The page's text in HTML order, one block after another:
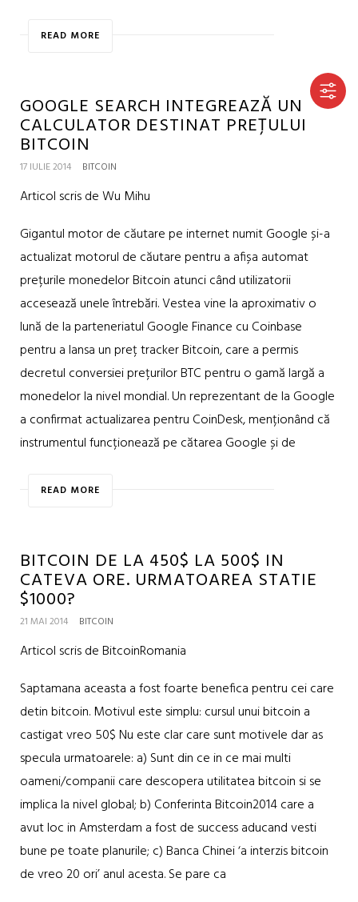
READ MORE
GOOGLE SEARCH INTEGREAZĂ UN
CALCULATOR DESTINAT PREȚULUI
BITCOIN
17 IULIE 2014 BITCOIN
Articol scris de Wu Mihu
Gigantul motor de căutare pe internet numit Google și-a
actualizat motorul de căutare pentru a afișa automat
prețurile monedelor Bitcoin atunci când utilizatorii
accesează unele întrebări. Vestea vine la aproximativ o
lună de la parteneriatul Google Finance cu Coinbase
pentru a lansa un preț tracker Bitcoin, care a permis
decretul conversiei prețurilor BTC pentru o gamă largă a
monedelor la nivel mondial. Un reprezentant de la Google
a confirmat actualizarea pentru CoinDesk, menționând că
instrumentul funcționează pe cătarea Google și de
READ MORE
BITCOIN DE LA 450$ LA 500$ IN
CATEVA ORE. URMATOAREA STATIE
$1000?
21 MAI 2014 BITCOIN
Articol scris de BitcoinRomania
Saptamana aceasta a fost foarte benefica pentru cei care
detin bitcoin. Motivul este simplu: cursul unui bitcoin a
castigat vreo 50$ Nu este clar care sunt motivele dar as
specula urmatoarele: a) Sunt din ce in ce mai multi
oameni/companii care descopera utilitatea bitcoin si se
implica la nivel global; b) Conferinta Bitcoin2014 care a
avut loc in Amsterdam a fost de success aducand vesti
bune pe toate planurile; c) Banca Chinei ‘a interzis bitcoin
de vreo 20 ori’ anul acesta. Se pare ca